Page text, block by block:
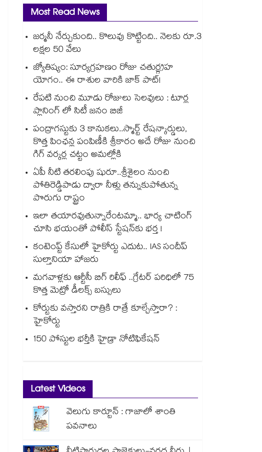
Most Read News
జర్మనీ నేర్చుకుంది.. కొలువు కొట్టింది.. నెలకు రూ.3
లక్షల 50 వేలు
జ్యోతిష్యం: సూర్యగ్రహణం రోజు చతుర్గ్రహ
యోగం.. ఈ రాశుల వారికి జాక్ పాట్!
రేపటి నుంచి మూడు రోజులు సెలవులు : టూర్ల
ప్లానింగ్ లో సిటీ జనం బిజీ
పంద్రాగస్టుకు 3 కానుకలు..స్మార్ట్ రేషన్కార్డులు,
కొత్త పింఛన్ల పంపిణీకి శ్రీకారం అదే రోజు నుంచి
గిగ్ వర్కర్ల చట్టం అమల్లోకి
ఏపీ నీటి తరలింపు షురూ..శ్రీశైలం నుంచి
పోతిరెడ్డిపాడు ద్వారా నీళ్లు తన్నుకుపోతున్న
పొరుగు రాష్ట్రం
ఇలా తయారవుతున్నారేంటమ్మా.. భార్య చాటింగ్
చూసి భయంతో పోలీస్ స్టేషన్⁫కు భర్త !
కంటెంప్ట్ కేసులో హైకోర్టు ఎదుట.. IAS సందీప్
సుల్తానియా హాజరు
మగవాళ్లకు ఆర్టీసీ బిగ్ రిలీఫ్ ..గ్రేటర్ పరిధిలో 75
కొత్త మెట్రో డీలక్స్ బస్సులు
కోర్టుకు వస్తారని రాత్రికి రాత్రే కూల్చేస్తారా? :
హైకోర్టు
150 పోస్టుల భర్తీకి హైడ్రా నోటిఫికేషన్
Latest Videos
వెలుగు కార్టూన్ : గాజాలో శాంతి
పవనాలు